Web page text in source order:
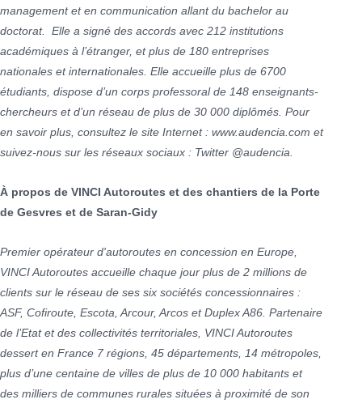
management et en communication allant du bachelor au
doctorat. Elle a signé des accords avec 212 institutions
académiques à l’étranger, et plus de 180 entreprises
nationales et internationales. Elle accueille plus de 6700
étudiants, dispose d’un corps professoral de 148 enseignants-
chercheurs et d’un réseau de plus de 30 000 diplômés. Pour
en savoir plus, consultez le site Internet : www.audencia.com et
suivez-nous sur les réseaux sociaux : Twitter @audencia.
À propos de VINCI Autoroutes et des chantiers de la Porte
de Gesvres et de Saran-Gidy
Premier opérateur d'autoroutes en concession en Europe,
VINCI Autoroutes accueille chaque jour plus de 2 millions de
clients sur le réseau de ses six sociétés concessionnaires :
ASF, Cofiroute, Escota, Arcour, Arcos et Duplex A86. Partenaire
de l’Etat et des collectivités territoriales, VINCI Autoroutes
dessert en France 7 régions, 45 départements, 14 métropoles,
plus d’une centaine de villes de plus de 10 000 habitants et
des milliers de communes rurales situées à proximité de son